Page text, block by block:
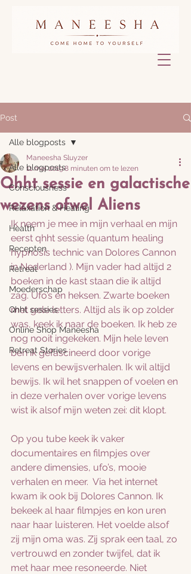
Post
Alle blogposts
Consciousness
Relaxation & Healing
Health
Recepten
Retreat
Moederschap
Qhht sessies
Online Shop Maneesha
Retreat Stories
Alle blogposts
Qhht sessie en galactische
wezens ofwel Aliens
Maneesha Sluyzer
11 mei 20198 minuten om te lezen
Ik neem je mee in mijn verhaal en mijn
eerst qhht sessie (quantum healing
hypnosis technic van Dolores Cannon
in Nederland ). Mijn vader had altijd 2
boeken in de kast staan die ik altijd
zag. Ufo’s en heksen. Zwarte boeken
met gele letters. Altijd als ik op zolder
was, keek ik naar de boeken. Ik heb ze
nog nooit ingekeken. Mijn hele leven
ben ik gefascineerd door vorige
levens en bewijsverhalen. Ik wil altijd
bewijs. Ik wil het snappen of voelen en
in deze verhalen over vorige levens
wist ik alsof mijn weten zei: dit klopt.
Op you tube keek ik vaker
documentaires en filmpjes over
andere dimensies, ufo’s, mooie
verhalen en meer.  Via het internet
kwam ik ook bij Dolores Cannon. Ik
bekeek al haar filmpjes en kon uren
naar haar luisteren. Het voelde alsof
zij mijn oma was. Zij sprak een taal, zo
vertrouwd en zonder twijfel, dat ik
met haar mee resoneerde. Niet